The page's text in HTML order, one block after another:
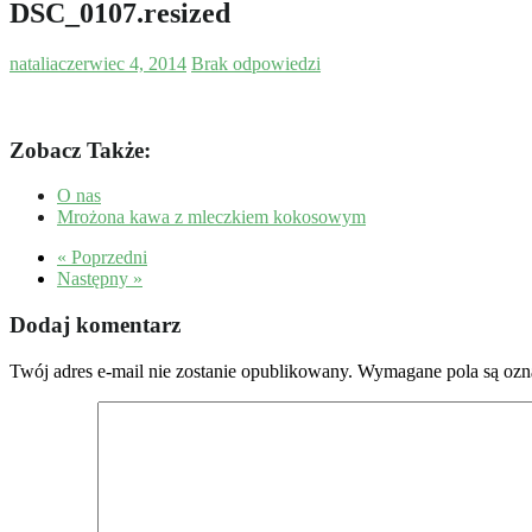
DSC_0107.resized
nataliaczerwiec 4, 2014 Brak odpowiedzi
Zobacz Także:
O nas
Mrożona kawa z mleczkiem kokosowym
« Poprzedni
Następny »
Dodaj komentarz
Twój adres e-mail nie zostanie opublikowany. Wymagane pola są